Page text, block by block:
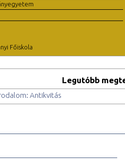
Főiskola
Legutóbb
Antikvitás